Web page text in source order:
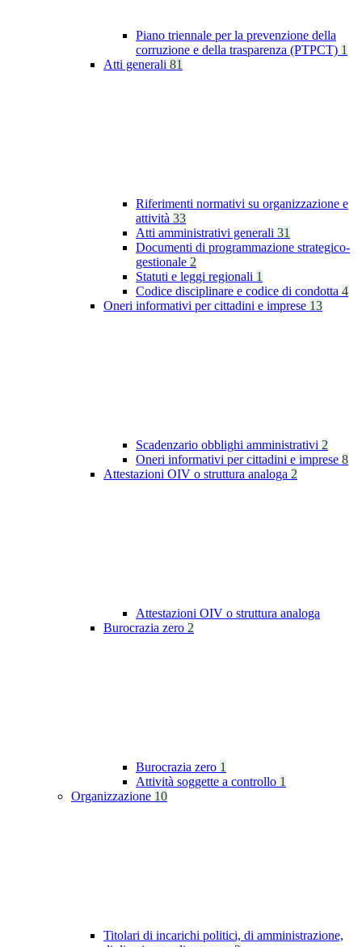
Piano triennale per la prevenzione della
corruzione e della trasparenza (PTPCT) 1
Atti generali 81
Riferimenti normativi su organizzazione e
attività 33
Atti amministrativi generali 31
Documenti di programmazione strategico-
gestionale 2
Statuti e leggi regionali 1
Codice disciplinare e codice di condotta 4
Oneri informativi per cittadini e imprese 13
Scadenzario obblighi amministrativi 2
Oneri informativi per cittadini e imprese 8
Attestazioni OIV o struttura analoga 2
Attestazioni OIV o struttura analoga
Burocrazia zero 2
Burocrazia zero 1
Attività soggette a controllo 1
Organizzazione 10
Titolari di incarichi politici, di amministrazione,